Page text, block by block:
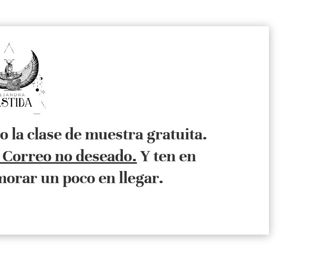
la clase de muestra gratuita.
no deseado. Y ten en
un poco en llegar.